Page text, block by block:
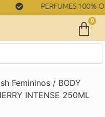
PERFUMES 100%
0
Femininos / BODY
INTENSE 250ML